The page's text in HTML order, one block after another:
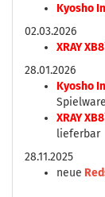
Kyosho
02.03.2026
XRAY
28.01.2026
Kyosho
XRAY
lieferbar
28.11.2025
neue